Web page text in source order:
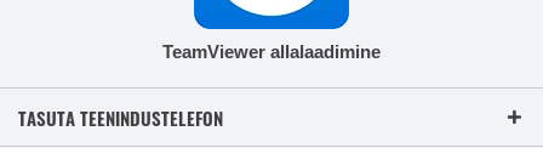
TeamViewer allalaadimine
TASUTA TEENINDUSTELEFON